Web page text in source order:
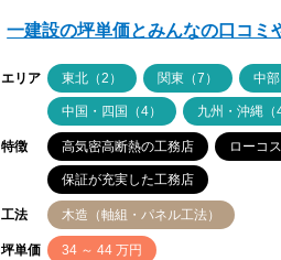
一建設の坪単価とみんなの口コミ
エリア 東北（2） 関東（7） 中部
中国・四国（4） 九州・沖縄（4
特徴 高気密高断熱の工務店 ローコ
保証が充実した工務店
工法 木造（軸組・パネル工法）
坪単価 34 ～ 44 万円